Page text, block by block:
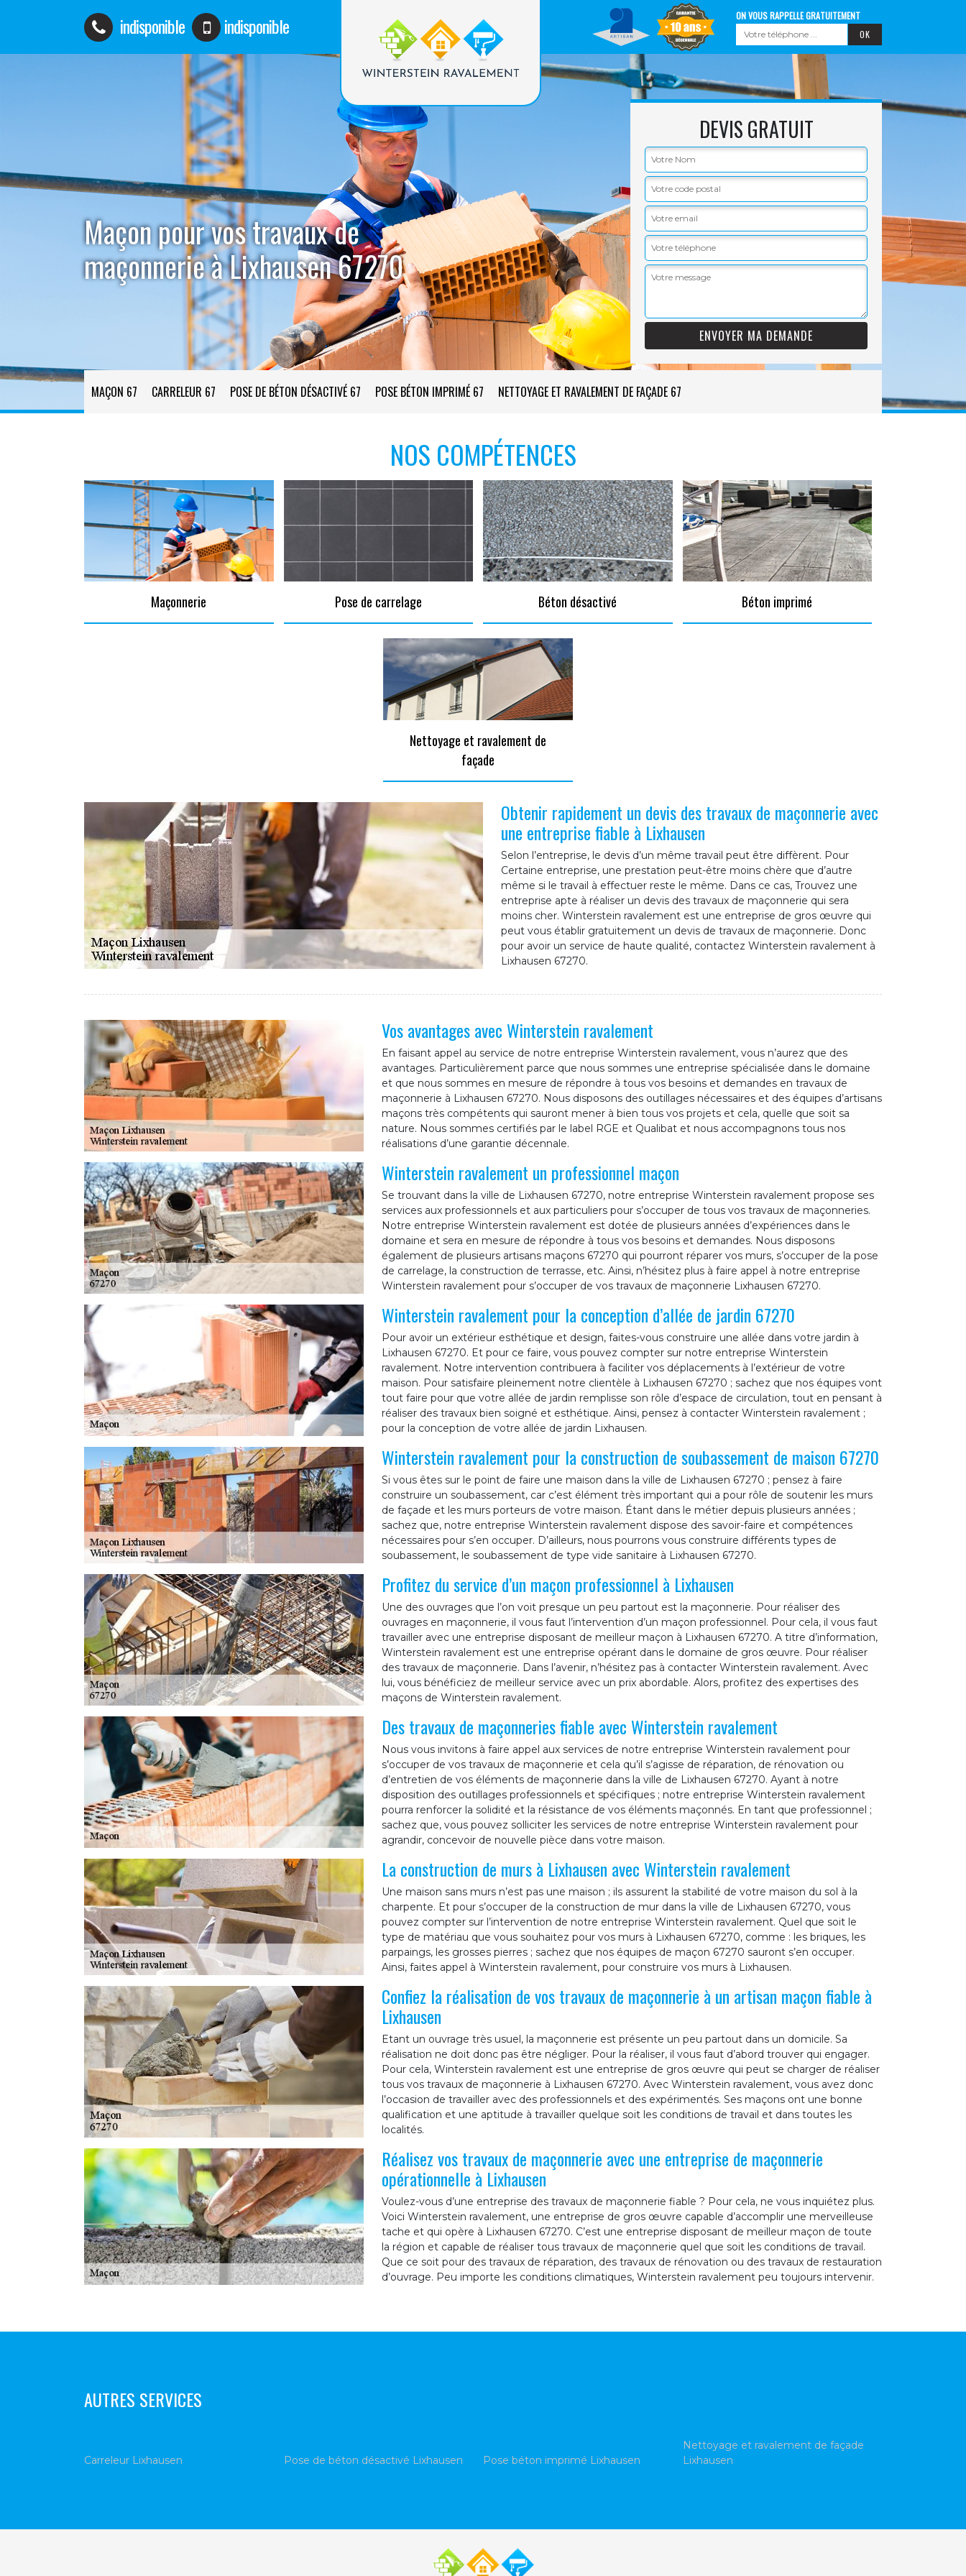
indisponible indisponible ON VOUS RAPPELLE GRATUITEMENT
Maçon pour vos travaux de
maçonnerie à Lixhausen 67270
DEVIS GRATUIT
MAÇON 67 CARRELEUR 67 POSE DE BÉTON DÉSACTIVÉ 67 POSE BÉTON IMPRIMÉ 67 NETTOYAGE ET RAVALEMENT DE FAÇADE 67
NOS COMPÉTENCES
Maçonnerie Pose de carrelage Béton désactivé Béton imprimé
Nettoyage et ravalement de
façade
Obtenir rapidement un devis des travaux de maçonnerie avec
une entreprise fiable à Lixhausen
Selon l’entreprise, le devis d’un même travail peut être diffèrent. Pour
Certaine entreprise, une prestation peut-être moins chère que d’autre
même si le travail à effectuer reste le même. Dans ce cas, Trouvez une
entreprise apte à réaliser un devis des travaux de maçonnerie qui sera
moins cher. Winterstein ravalement est une entreprise de gros œuvre qui
peut vous établir gratuitement un devis de travaux de maçonnerie. Donc
pour avoir un service de haute qualité, contactez Winterstein ravalement à
Lixhausen 67270.
Vos avantages avec Winterstein ravalement
En faisant appel au service de notre entreprise Winterstein ravalement, vous n’aurez que des
avantages. Particulièrement parce que nous sommes une entreprise spécialisée dans le domaine
et que nous sommes en mesure de répondre à tous vos besoins et demandes en travaux de
maçonnerie à Lixhausen 67270. Nous disposons des outillages nécessaires et des équipes d’artisans
maçons très compétents qui sauront mener à bien tous vos projets et cela, quelle que soit sa
nature. Nous sommes certifiés par le label RGE et Qualibat et nous accompagnons tous nos
réalisations d’une garantie décennale.
Winterstein ravalement un professionnel maçon
Se trouvant dans la ville de Lixhausen 67270, notre entreprise Winterstein ravalement propose ses
services aux professionnels et aux particuliers pour s’occuper de tous vos travaux de maçonneries.
Notre entreprise Winterstein ravalement est dotée de plusieurs années d’expériences dans le
domaine et sera en mesure de répondre à tous vos besoins et demandes. Nous disposons
également de plusieurs artisans maçons 67270 qui pourront réparer vos murs, s’occuper de la pose
de carrelage, la construction de terrasse, etc. Ainsi, n’hésitez plus à faire appel à notre entreprise
Winterstein ravalement pour s’occuper de vos travaux de maçonnerie Lixhausen 67270.
Winterstein ravalement pour la conception d’allée de jardin 67270
Pour avoir un extérieur esthétique et design, faites-vous construire une allée dans votre jardin à
Lixhausen 67270. Et pour ce faire, vous pouvez compter sur notre entreprise Winterstein
ravalement. Notre intervention contribuera à faciliter vos déplacements à l’extérieur de votre
maison. Pour satisfaire pleinement notre clientèle à Lixhausen 67270 ; sachez que nos équipes vont
tout faire pour que votre allée de jardin remplisse son rôle d’espace de circulation, tout en pensant à
réaliser des travaux bien soigné et esthétique. Ainsi, pensez à contacter Winterstein ravalement ;
pour la conception de votre allée de jardin Lixhausen.
Winterstein ravalement pour la construction de soubassement de maison 67270
Si vous êtes sur le point de faire une maison dans la ville de Lixhausen 67270 ; pensez à faire
construire un soubassement, car c’est élément très important qui a pour rôle de soutenir les murs
de façade et les murs porteurs de votre maison. Étant dans le métier depuis plusieurs années ;
sachez que, notre entreprise Winterstein ravalement dispose des savoir-faire et compétences
nécessaires pour s’en occuper. D’ailleurs, nous pourrons vous construire différents types de
soubassement, le soubassement de type vide sanitaire à Lixhausen 67270.
Profitez du service d’un maçon professionnel à Lixhausen
Une des ouvrages que l’on voit presque un peu partout est la maçonnerie. Pour réaliser des
ouvrages en maçonnerie, il vous faut l’intervention d’un maçon professionnel. Pour cela, il vous faut
travailler avec une entreprise disposant de meilleur maçon à Lixhausen 67270. A titre d’information,
Winterstein ravalement est une entreprise opérant dans le domaine de gros œuvre. Pour réaliser
des travaux de maçonnerie. Dans l’avenir, n’hésitez pas à contacter Winterstein ravalement. Avec
lui, vous bénéficiez de meilleur service avec un prix abordable. Alors, profitez des expertises des
maçons de Winterstein ravalement.
Des travaux de maçonneries fiable avec Winterstein ravalement
Nous vous invitons à faire appel aux services de notre entreprise Winterstein ravalement pour
s’occuper de vos travaux de maçonnerie et cela qu’il s’agisse de réparation, de rénovation ou
d’entretien de vos éléments de maçonnerie dans la ville de Lixhausen 67270. Ayant à notre
disposition des outillages professionnels et spécifiques ; notre entreprise Winterstein ravalement
pourra renforcer la solidité et la résistance de vos éléments maçonnés. En tant que professionnel ;
sachez que, vous pouvez solliciter les services de notre entreprise Winterstein ravalement pour
agrandir, concevoir de nouvelle pièce dans votre maison.
La construction de murs à Lixhausen avec Winterstein ravalement
Une maison sans murs n’est pas une maison ; ils assurent la stabilité de votre maison du sol à la
charpente. Et pour s’occuper de la construction de mur dans la ville de Lixhausen 67270, vous
pouvez compter sur l’intervention de notre entreprise Winterstein ravalement. Quel que soit le
type de matériau que vous souhaitez pour vos murs à Lixhausen 67270, comme : les briques, les
parpaings, les grosses pierres ; sachez que nos équipes de maçon 67270 sauront s’en occuper.
Ainsi, faites appel à Winterstein ravalement, pour construire vos murs à Lixhausen.
Confiez la réalisation de vos travaux de maçonnerie à un artisan maçon fiable à
Lixhausen
Etant un ouvrage très usuel, la maçonnerie est présente un peu partout dans un domicile. Sa
réalisation ne doit donc pas être négliger. Pour la réaliser, il vous faut d’abord trouver qui engager.
Pour cela, Winterstein ravalement est une entreprise de gros œuvre qui peut se charger de réaliser
tous vos travaux de maçonnerie à Lixhausen 67270. Avec Winterstein ravalement, vous avez donc
l’occasion de travailler avec des professionnels et des expérimentés. Ses maçons ont une bonne
qualification et une aptitude à travailler quelque soit les conditions de travail et dans toutes les
localités.
Réalisez vos travaux de maçonnerie avec une entreprise de maçonnerie
opérationnelle à Lixhausen
Voulez-vous d’une entreprise des travaux de maçonnerie fiable ? Pour cela, ne vous inquiétez plus.
Voici Winterstein ravalement, une entreprise de gros œuvre capable d’accomplir une merveilleuse
tache et qui opère à Lixhausen 67270. C’est une entreprise disposant de meilleur maçon de toute
la région et capable de réaliser tous travaux de maçonnerie quel que soit les conditions de travail.
Que ce soit pour des travaux de réparation, des travaux de rénovation ou des travaux de restauration
d’ouvrage. Peu importe les conditions climatiques, Winterstein ravalement peu toujours intervenir.
AUTRES SERVICES
Carreleur Lixhausen Pose de béton désactivé Lixhausen Pose béton imprimé Lixhausen
Nettoyage et ravalement de façade
Lixhausen